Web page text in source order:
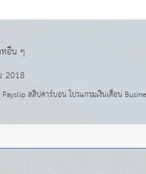
ทอื่น ๆ
2018
สลิปคาร์บอน โปรแกรมเงินเดือน